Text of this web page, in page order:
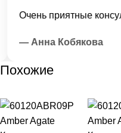
Очень приятные
— Анна Кобякова
Похожие